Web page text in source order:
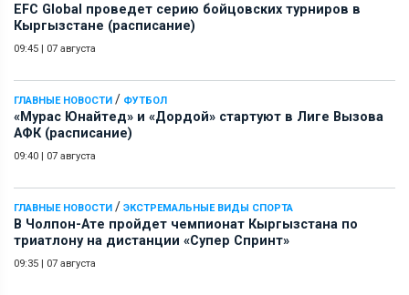
EFC Global проведет серию бойцовских турниров в
Кыргызстане (расписание)
09:45 | 07 августа
ГЛАВНЫЕ НОВОСТИ / ФУТБОЛ
«Мурас Юнайтед» и «Дордой» стартуют в Лиге Вызова
АФК (расписание)
09:40 | 07 августа
ГЛАВНЫЕ НОВОСТИ / ЭКСТРЕМАЛЬНЫЕ ВИДЫ СПОРТА
В Чолпон-Ате пройдет чемпионат Кыргызстана по
триатлону на дистанции «Супер Спринт»
09:35 | 07 августа